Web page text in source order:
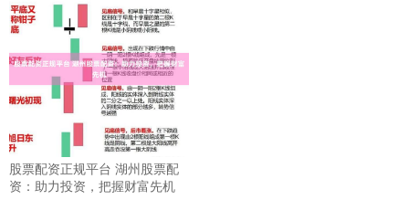
股票配资正规平台 湖州股票配
资：助力投资，把握财富先机